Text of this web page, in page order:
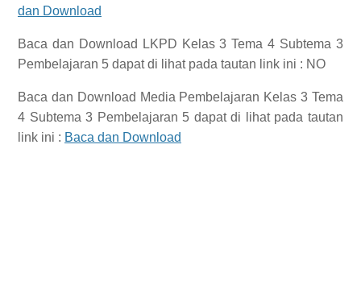
dan Download
Baca dan Download
LKPD Kelas 3 Tema 4 Subtema 3
Pembelajaran 5 dapat di lihat pada tautan link ini : NO
Baca dan Download Media Pembelajaran Kelas 3 Tema
4 Subtema 3 Pembelajaran 5 dapat di lihat pada tautan
link ini : Baca dan Download